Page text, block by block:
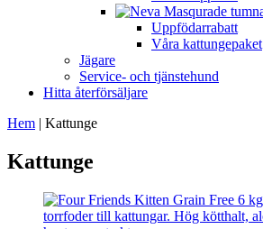
Uppfödarrabatt
Våra kattungepaket
Jägare
Service- och tjänstehund
Hitta återförsäljare
Hem | Kattunge
Kattunge